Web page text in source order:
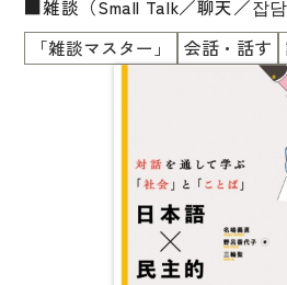
図表
漢字字典（辞典）
■雑談（Small Talk／聊天／잡
タカナ語が勉強できます
■会社員や大学生の自然な会話
■初級の勉強がおわったら、読
■自然な英語・中国語・韓国語
■英語・中国語・韓国語を学ん
「雑談マスター」 会話・話す